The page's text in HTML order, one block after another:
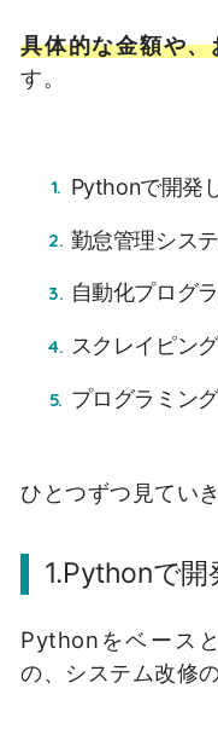
具体的な金額や
す。
Pythonで開発
勤怠管理シス
自動化プログ
スクレイピン
プログラミン
ひとつずつ見てい
1.Pythonで
Pythonをベース
の、システム改修